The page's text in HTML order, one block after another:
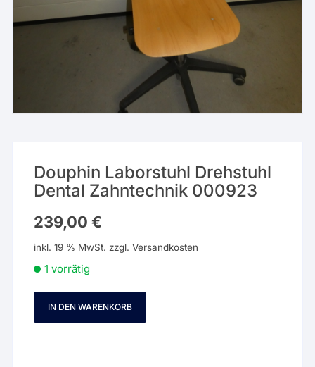
Douphin Laborstuhl Drehstuhl
Dental Zahntechnik 000923
239,00€
inkl. 19 % MwSt. zzgl.Versandkosten
1 vorrätig
Douphin
IN DEN WARENKORB